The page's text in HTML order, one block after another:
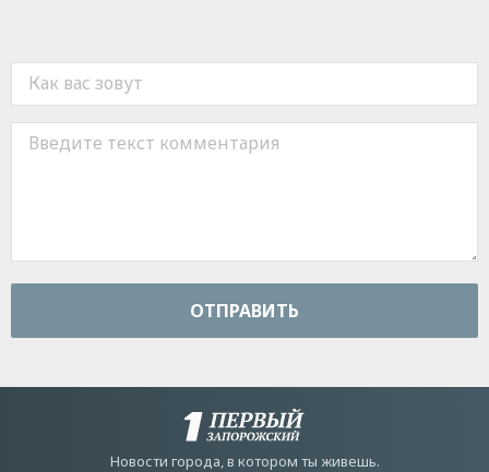
ОТПРАВИТЬ
Новости города, в котором ты живешь.